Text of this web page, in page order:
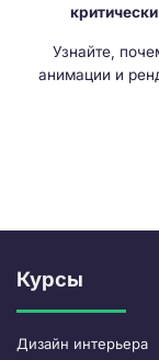
Узнайте,
анимации и
Курсы
Дизайн интерьера